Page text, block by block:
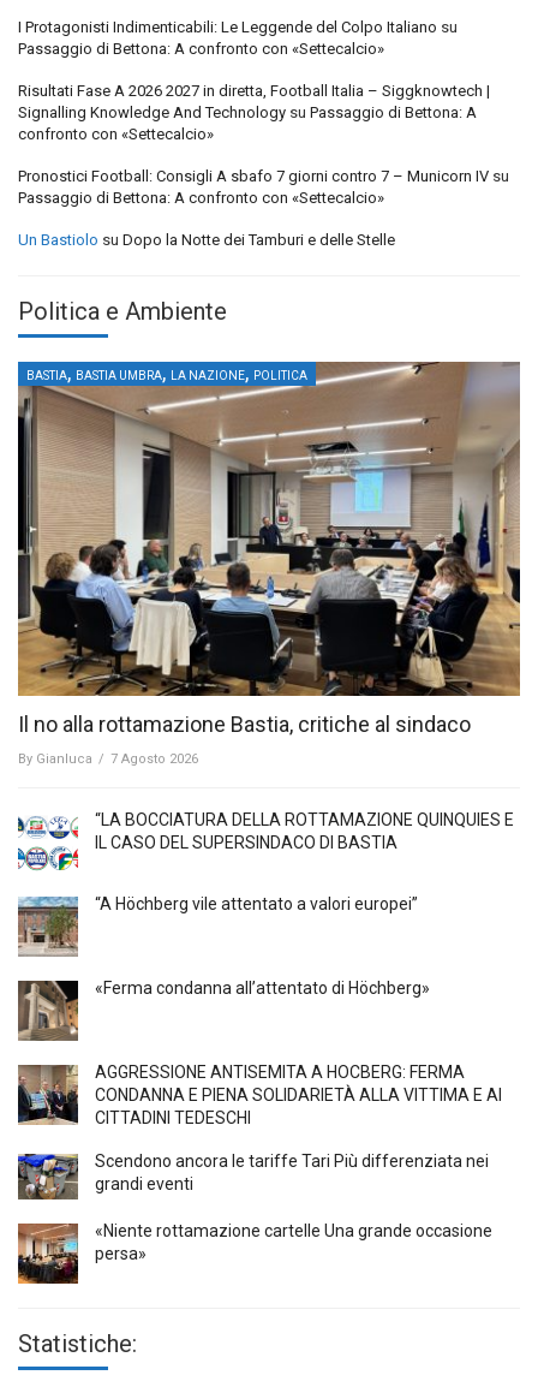
I Protagonisti Indimenticabili: Le Leggende del Colpo Italiano su
Passaggio di Bettona: A confronto con «Settecalcio»
Risultati Fase A 2026 2027 in diretta, Football Italia – Siggknowtech |
Signalling Knowledge And Technology su Passaggio di Bettona: A
confronto con «Settecalcio»
Pronostici Football: Consigli A sbafo 7 giorni contro 7 – Municorn IV su
Passaggio di Bettona: A confronto con «Settecalcio»
Un Bastiolo su Dopo la Notte dei Tamburi e delle Stelle
Politica e Ambiente
BASTIA, BASTIA UMBRA, LA NAZIONE, POLITICA
Il no alla rottamazione Bastia, critiche al sindaco
By Gianluca / 7 Agosto 2026
“LA BOCCIATURA DELLA ROTTAMAZIONE QUINQUIES E
IL CASO DEL SUPERSINDACO DI BASTIA
“A Höchberg vile attentato a valori europei”
«Ferma condanna all’attentato di Höchberg»
AGGRESSIONE ANTISEMITA A HÖCBERG: FERMA
CONDANNA E PIENA SOLIDARIETÀ ALLA VITTIMA E AI
CITTADINI TEDESCHI
Scendono ancora le tariffe Tari Più differenziata nei
grandi eventi
«Niente rottamazione cartelle Una grande occasione
persa»
Statistiche: